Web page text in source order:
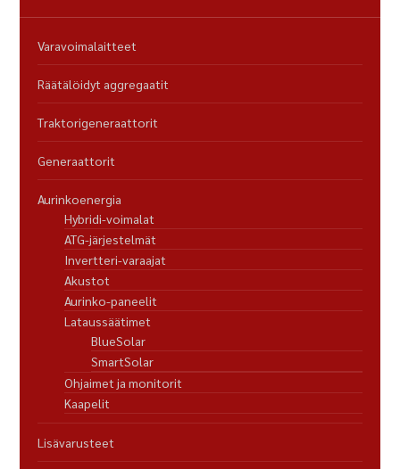
Varavoimalaitteet
Räätälöidyt aggregaatit
Traktorigeneraattorit
Generaattorit
Aurinkoenergia
Hybridi-voimalat
ATG-järjestelmät
Invertteri-varaajat
Akustot
Aurinko-paneelit
Lataussäätimet
BlueSolar
SmartSolar
Ohjaimet ja monitorit
Kaapelit
Lisävarusteet